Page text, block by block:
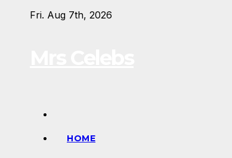
Fri. Aug 7th, 2026
HOME